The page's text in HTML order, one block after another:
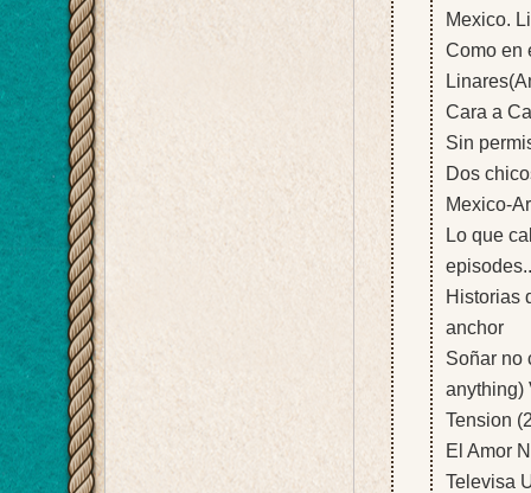
Mexico.
Como en
Cara a
Sin
Dos
Mexico-
Lo que
Historias
anchor
Soñar no
anything)
Tension
El Amor
Televisa